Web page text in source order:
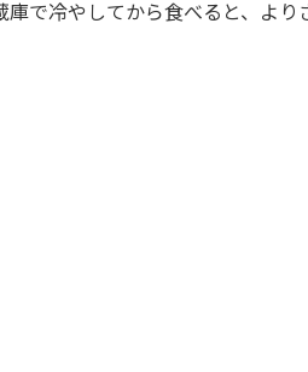
で冷やしてから食べると、より